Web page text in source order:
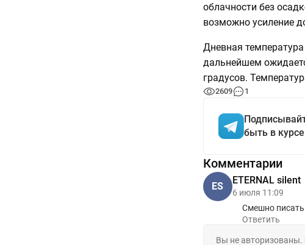
облачности без
возможно усиление
Дневная
дальнейшем
градусов.
2609 1
быть в
Комментарии
ES ETERNAL silent
6 июля 11:09
Смешно
Ответить